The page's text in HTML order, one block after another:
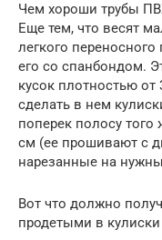
Чем хороши трубы
Еще тем, что весят
легкого
его со спанбондом.
кусок плотностью
сделать в нем
поперек полосу
см (ее прошивают с
нарезанные на
Вот что должно
продетыми в кулиски